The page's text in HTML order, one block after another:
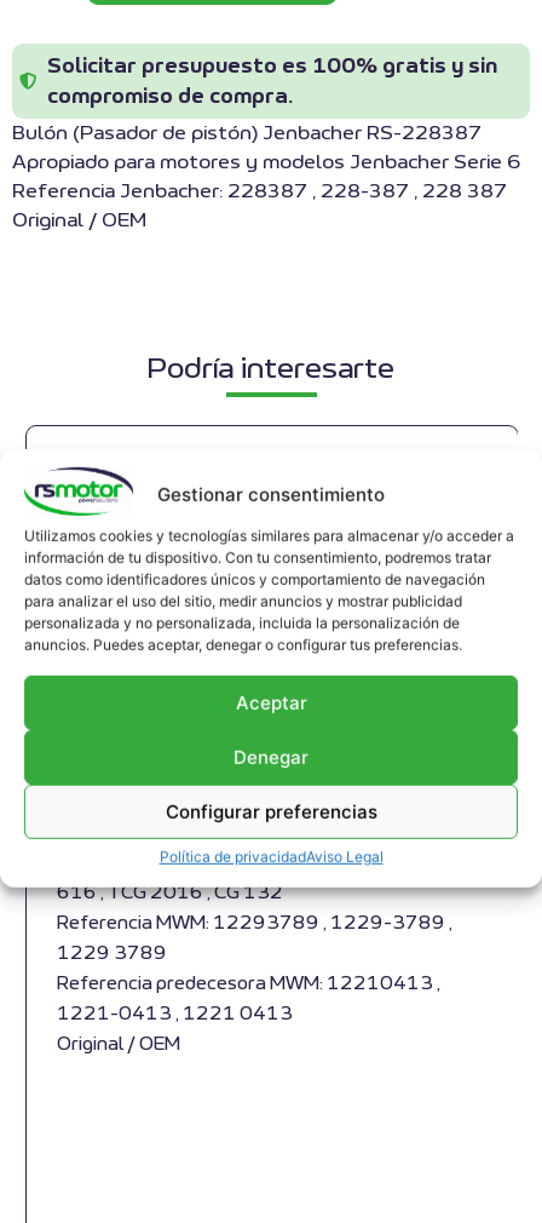
Gestionar consentimiento
Utilizamos cookies y tecnologías similares para almacenar y/o acceder a
información de tu dispositivo. Con tu consentimiento, podremos tratar
datos como identificadores únicos y comportamiento de navegación
para analizar el uso del sitio, medir anuncios y mostrar publicidad
personalizada y no personalizada, incluida la personalización de
anuncios. Puedes aceptar, denegar o configurar tus preferencias.
Aceptar
Denegar
Configurar preferencias
Política de privacidadAviso Legal
Solicitar presupuesto es 100% gratis y sin
compromiso de compra.
Bulón (Pasador de pistón) Jenbacher RS-228387
Apropiado para motores y modelos Jenbacher Serie 6
Referencia Jenbacher: 228387 , 228-387 , 228 387
Original / OEM
Podría interesarte
Junta de Expansión MWM RS-
12293789
Apropiado para motores MWM y modelos TBG
616 , TCG 2016 , CG 132
Referencia MWM: 12293789 , 1229-3789 ,
1229 3789
Referencia predecesora MWM: 12210413 ,
1221-0413 , 1221 0413
Original / OEM